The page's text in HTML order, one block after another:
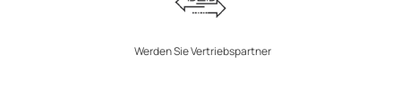
Werden Sie Vertriebspartner